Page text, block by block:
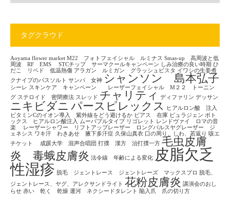
タグクラウド
Aoyama flower market M22 フォトフェイシャル ルミナス Smas-up 高周波と低
周波 RF EMS
STCチップ サーマクールキャンペーン しみ治療の良い時期 ひ
だこ リベド 低温熱傷 アラガン ルミガン グラッシュビスタ イワシの生姜煮
クナイプのバスソルト サンバ 女神 シャンソン 島本弘子
シーレ スキンケア キャンペーン レーザーフェイシャル M２２ トーニン
グ ステロイド 密閉療法 スレッド チャリティ ディファリン デッサン
ニキビダニ パースピレックス
ヒアルロン酸 注入
ビタミンCのイオン導入 紫外線をどう避けるか ピアス 在庫 ピュラジェン ボト
ックス ヒアルロン酸注入
ムーバブルタイプ リゴレット レンドヴァイ ロマの音
楽
レーザーシャワー リフトアップレーザー ロングパルスヤグレーザー ジ
ェネシス ワキ汗 わきあせ 腋下多汗症 久保山真衣 口の周り、しわ、若返り 咳エ
チケット
成蹊大学 混声合唱団 打撲 漢方 治打撲一方 毛虫皮膚
炎 毒蛾皮膚炎 法令線 年齢による変化
皮脂欠乏
性湿疹 脱毛 ジェントレース ジェントレーズ マックスプロ
脱毛、
ジェントレース、ヤグ、アレクサンドライト 花粉皮膚炎 講演会のおし
らせ 赤い 乾く 乾燥 運河 ネクシードタレント 陥入爪 爪の切り方